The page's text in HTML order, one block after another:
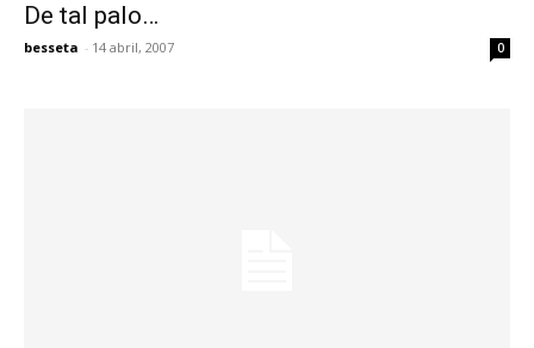
De tal palo…
besseta - 14 abril, 2007 0